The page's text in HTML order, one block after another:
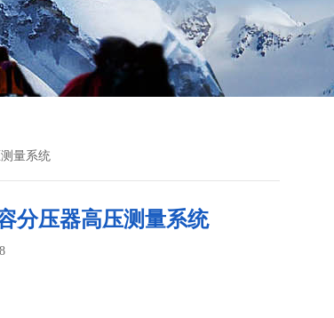
量系统
分压器高压测量系统